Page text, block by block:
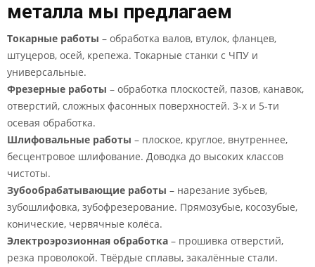
металла мы предлагаем
Токарные работы – обработка валов, втулок, фланцев,
штуцеров, осей, крепежа. Токарные станки с ЧПУ и
универсальные.
Фрезерные работы – обработка плоскостей, пазов, канавок,
отверстий, сложных фасонных поверхностей. 3-х и 5-ти
осевая обработка.
Шлифовальные работы – плоское, круглое, внутреннее,
бесцентровое шлифование. Доводка до высоких классов
чистоты.
Зубообрабатывающие работы – нарезание зубьев,
зубошлифовка, зубофрезерование. Прямозубые, косозубые,
конические, червячные колёса.
Электроэрозионная обработка – прошивка отверстий,
резка проволокой. Твёрдые сплавы, закалённые стали.